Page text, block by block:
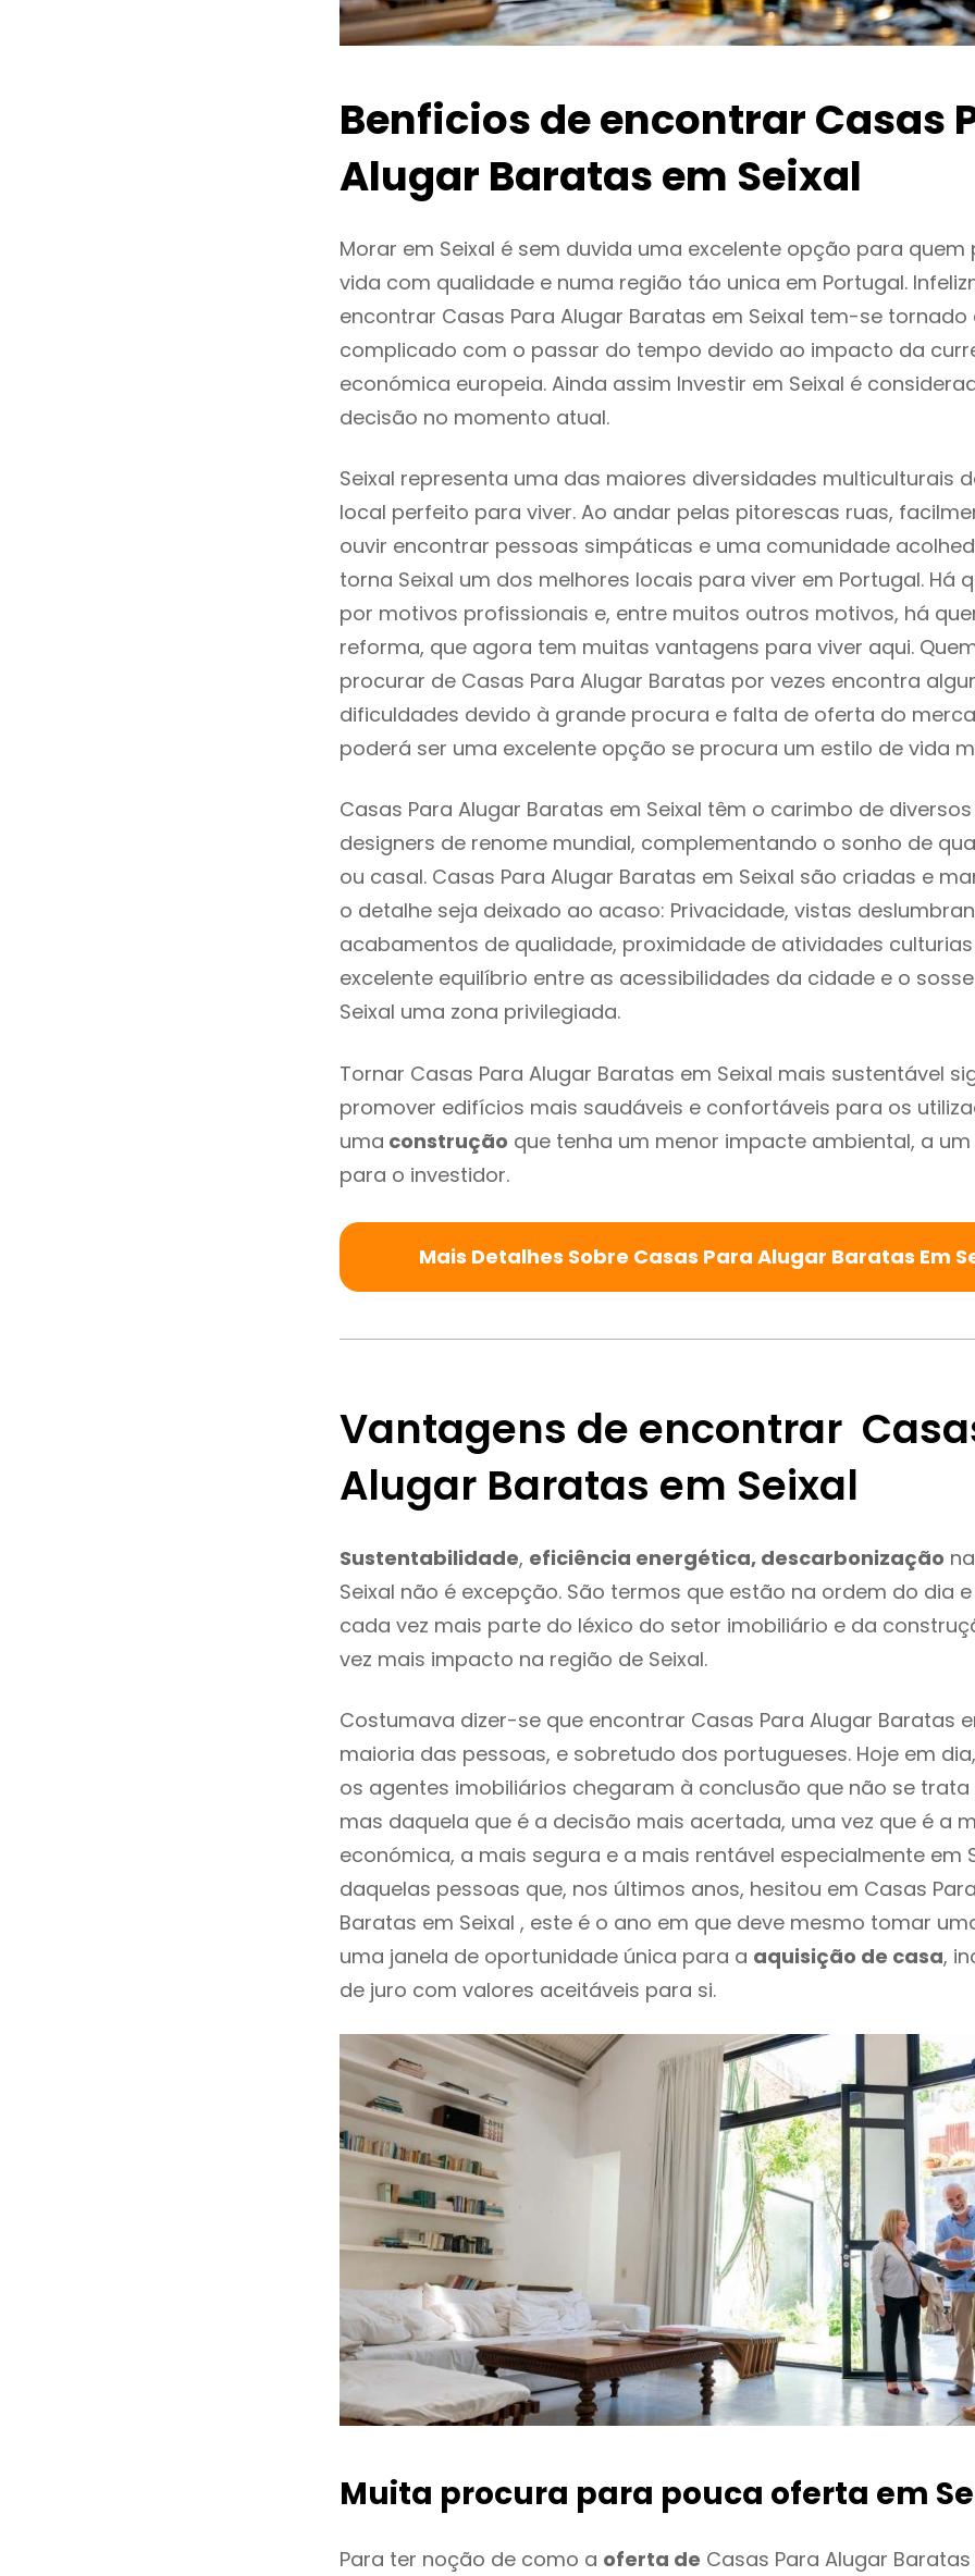
Benficios de encontrar Casas
Alugar Baratas em Seixal
Morar em Seixal é sem duvida uma excelente opção para
vida com qualidade e numa região táo unica em Portugal.
encontrar Casas Para Alugar Baratas em Seixal tem-se
complicado com o passar do tempo devido ao impacto da
económica europeia. Ainda assim Investir em Seixal é
decisão no momento atual.
Seixal representa uma das maiores diversidades multiculturais
local perfeito para viver. Ao andar pelas pitorescas ruas,
ouvir encontrar pessoas simpáticas e uma comunidade
torna Seixal um dos melhores locais para viver em Portugal. Há
por motivos profissionais e, entre muitos outros motivos, há
reforma, que agora tem muitas vantagens para viver aqui.
procurar de Casas Para Alugar Baratas por vezes encontra
dificuldades devido à grande procura e falta de oferta do
poderá ser uma excelente opção se procura um estilo de vida
Casas Para Alugar Baratas em Seixal têm o carimbo de
designers de renome mundial, complementando o sonho de
ou casal. Casas Para Alugar Baratas em Seixal são criadas e
o detalhe seja deixado ao acaso: Privacidade, vistas
acabamentos de qualidade, proximidade de atividades
excelente equilíbrio entre as acessibilidades da cidade e o
Seixal uma zona privilegiada.
Tornar Casas Para Alugar Baratas em Seixal mais sustentável
promover edifícios mais saudáveis e confortáveis para os
uma construção que tenha um menor impacte ambiental, a
para o investidor.
Mais Detalhes Sobre Casas Para Alugar Baratas Em
Vantagens de encontrar
Alugar Baratas em Seixal
Sustentabilidade, eficiência energética, descarbonização
Seixal não é excepção. São termos que estão na ordem do dia
cada vez mais parte do léxico do setor imobiliário e da
vez mais impacto na região de Seixal.
Costumava dizer-se que encontrar Casas Para Alugar Baratas
maioria das pessoas, e sobretudo dos portugueses. Hoje em
os agentes imobiliários chegaram à conclusão que não se
mas daquela que é a decisão mais acertada, uma vez que é a
económica, a mais segura e a mais rentável especialmente em
daquelas pessoas que, nos últimos anos, hesitou em Casas
Baratas em Seixal , este é o ano em que deve mesmo tomar
uma janela de oportunidade única para a aquisição de casa,
de juro com valores aceitáveis para si.
Muita procura para pouca oferta em
Para ter noção de como a oferta de Casas Para Alugar